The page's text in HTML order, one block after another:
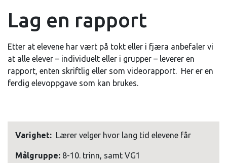
Lag en rapport
Etter at elevene har vært på tokt eller i fjæra anbefaler vi
at alle elever – individuelt eller i grupper – leverer en
rapport, enten skriftlig eller som videorapport. Her er en
ferdig elevoppgave som kan brukes.
Varighet: Lærer velger hvor lang tid elevene får
Målgruppe: 8-10. trinn, samt VG1